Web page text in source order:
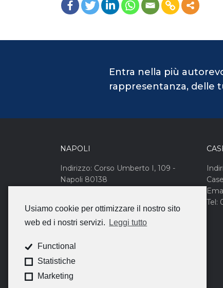
Usiamo cookie per ottimizzare il nostro sito
web ed i nostri servizi.
Leggi tutto
Functional
Statistiche
Marketing
Entra nella più
rappresentanza, delle
NAPOLI
Indirizzo: Corso Umberto I, 109 -
Napoli 80138
Tel: